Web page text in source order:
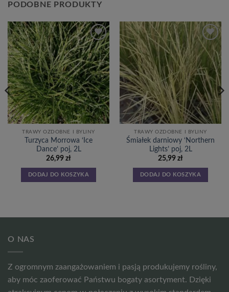
PODOBNE PRODUKTY
Dodaj
do
listy
życzeń
TRAWY OZDOBNE I BYLINY
Turzyca Morrowa ‘Ice
Dance’ poj, 2L
26,99 zł
DODAJ DO KOSZYKA
Dodaj
do
listy
życzeń
TRAWY OZDOBNE I BYLINY
Śmiałek darniowy ‘Northern
Lights’ poj, 2L
25,99 zł
DODAJ DO KOSZYKA
O NAS
Z ogromnym zaangażowaniem i pasją produkujemy rośliny,
aby móc zaoferować Państwu bogaty asortyment. Dzięki